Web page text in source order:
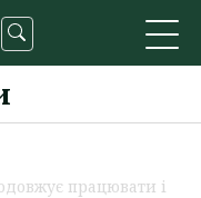
працювати і